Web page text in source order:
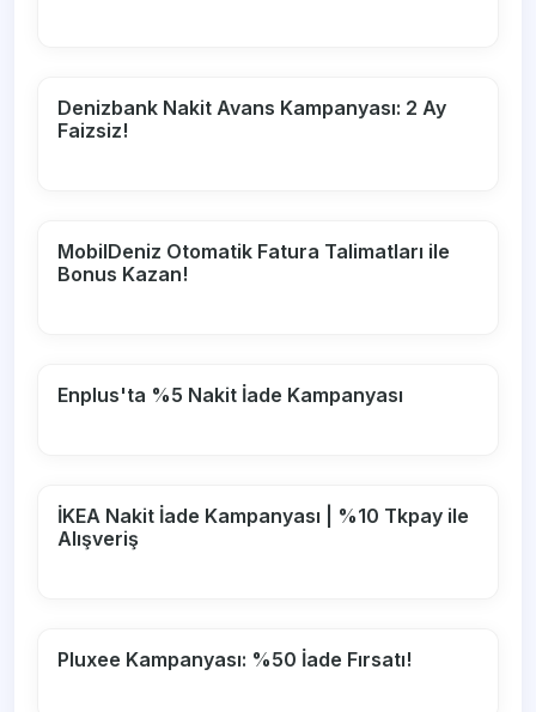
Denizbank Nakit Avans Kampanyası: 2 Ay
Faizsiz!
MobilDeniz Otomatik Fatura Talimatları ile
Bonus Kazan!
Enplus'ta %5 Nakit İade Kampanyası
İKEA Nakit İade Kampanyası | %10 Tkpay ile
Alışveriş
Pluxee Kampanyası: %50 İade Fırsatı!